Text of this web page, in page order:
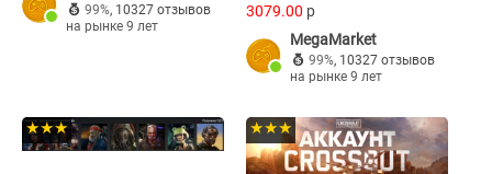
99%, 10327 отзывов
на рынке 9 лет
3079.00 p
MegaMarket
99%, 10327 отзывов
на рынке 9 лет
★★★ ★★★